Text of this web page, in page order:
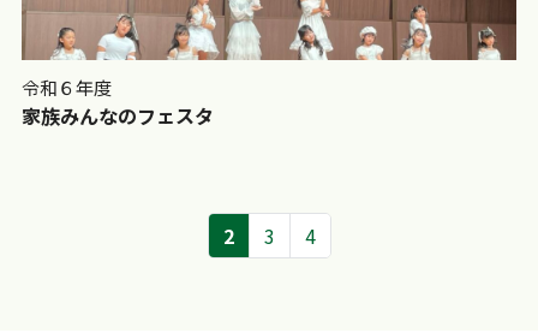
家族みんなのフェスタ
令和６年度
2 3 4